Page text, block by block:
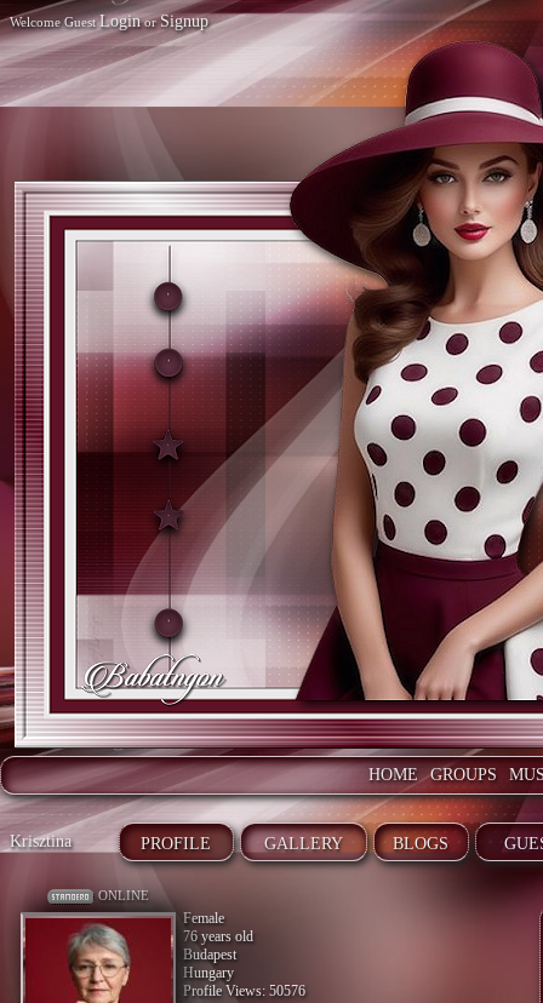
Welcome GuestLoginorSignup
HOME GROUPS
Krisztina PROFILE GALLERY BLOGS
ONLINE
Female
76 years old
Budapest
Hungary
Profile Views: 50576